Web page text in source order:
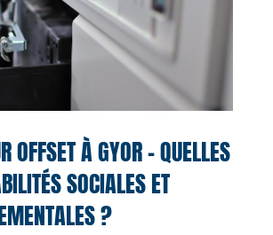
OFFSET À GYOR – QUELLES
SOCIALES ET
?